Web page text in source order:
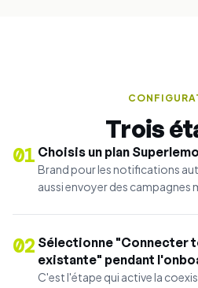
Trois
01 Choisis un plan
Brand pour les notifications
aussi envoyer des campagnes
02 Sélectionne "Connecter
existante" pendant
C'est l'étape qui active la